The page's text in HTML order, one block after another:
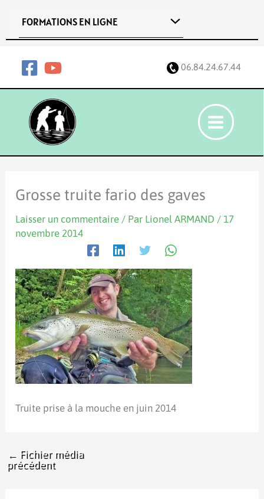
FORMATIONS EN LIGNE
06.84.24.67.44
Grosse truite fario des gaves
Laisser un commentaire / Par Lionel ARMAND /17
novembre 2014
Truite prise à la mouche en juin 2014
←
Fichier média
précédent